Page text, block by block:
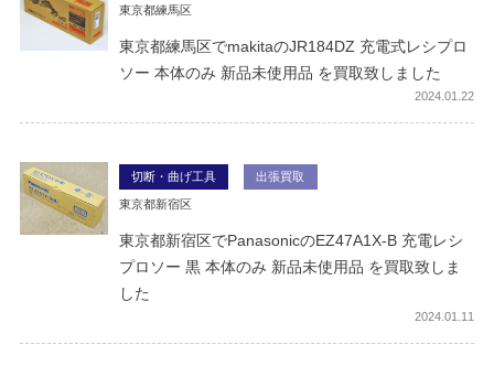
東京都練馬区
東京都練馬区でmakitaのJR184DZ 充電式レシプロ
ソー 本体のみ 新品未使用品 を買取致しました
2024 01.22
切断・曲げ工具 出張買取
東京都新宿区
東京都新宿区でPanasonicのEZ47A1X-B 充電レシ
プロソー 黒 本体のみ 新品未使用品 を買取致しま
した
2024 01.11